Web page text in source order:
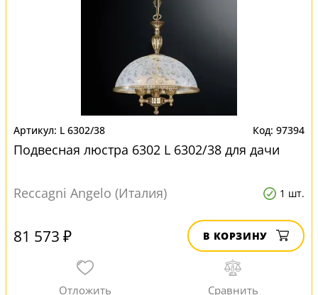
L 6302/38 97394
Подвесная люстра 6302 L 6302/38 для дачи
Reccagni Angelo (Италия) 1 шт.
81 573 ₽ В КОРЗИНУ